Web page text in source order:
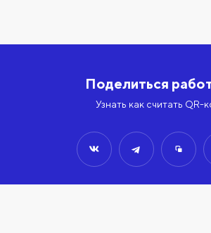
Поделиться
Узнать как считать QR-